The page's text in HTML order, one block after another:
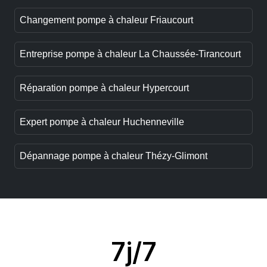
Changement pompe à chaleur Friaucourt
Entreprise pompe à chaleur La Chaussée-Tirancourt
Réparation pompe à chaleur Hypercourt
Expert pompe à chaleur Huchenneville
Dépannage pompe à chaleur Thézy-Glimont
7j/7